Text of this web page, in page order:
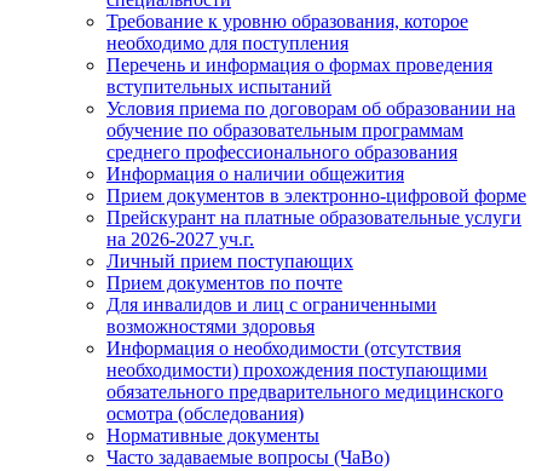
Требование к уровню образования, которое
необходимо для поступления
Перечень и информация о формах проведения
вступительных испытаний
Условия приема по договорам об образовании на
обучение по образовательным программам
среднего профессионального образования
Информация о наличии общежития
Прием документов в электронно-цифровой форме
Прейскурант на платные образовательные услуги
на 2026-2027 уч.г.
Личный прием поступающих
Прием документов по почте
Для инвалидов и лиц с ограниченными
возможностями здоровья
Информация о необходимости (отсутствия
необходимости) прохождения поступающими
обязательного предварительного медицинского
осмотра (обследования)
Нормативные документы
Часто задаваемые вопросы (ЧаВо)